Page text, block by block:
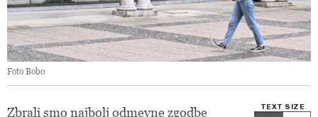
Foto Bobo
TEXT SIZE
Zbrali smo najbolj odmevne zgodbe